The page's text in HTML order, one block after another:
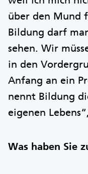
über den Mund
Bildung darf
sehen. Wir
in den
Anfang an ein
nennt Bildung
eigenen
Was haben Sie